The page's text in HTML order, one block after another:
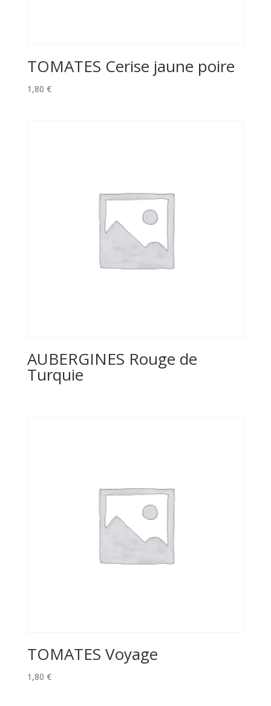
TOMATES Cerise jaune poire
1,80 €
AUBERGINES Rouge de
Turquie
TOMATES Voyage
1,80 €